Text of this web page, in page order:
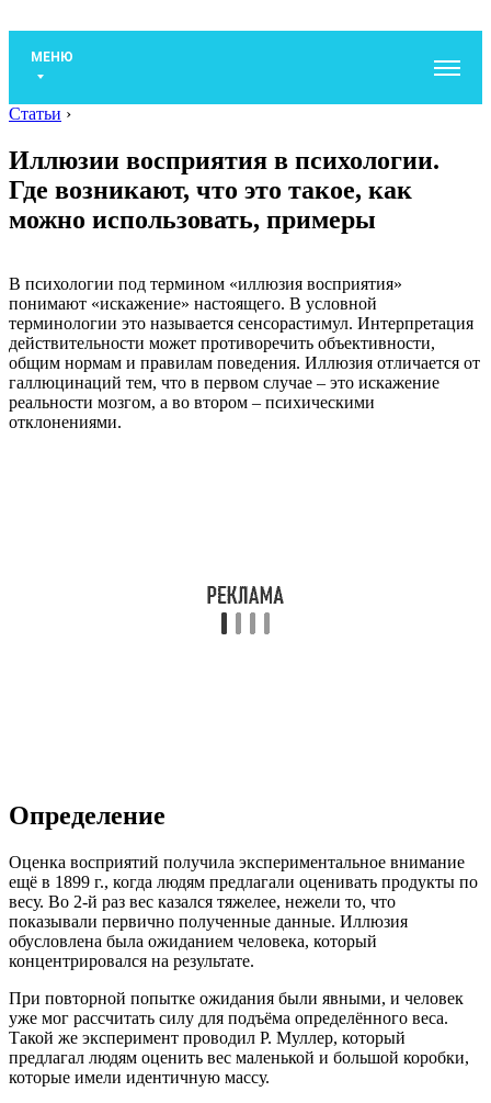
МЕНЮ
Статьи ›
Иллюзии восприятия в психологии.
Где возникают, что это такое, как
можно использовать, примеры
В психологии под термином «иллюзия восприятия»
понимают «искажение» настоящего. В условной
терминологии это называется сенсорастимул. Интерпретация
действительности может противоречить объективности,
общим нормам и правилам поведения. Иллюзия отличается от
галлюцинаций тем, что в первом случае – это искажение
реальности мозгом, а во втором – психическими
отклонениями.
Определение
Оценка восприятий получила экспериментальное внимание
ещё в 1899 г., когда людям предлагали оценивать продукты по
весу. Во 2-й раз вес казался тяжелее, нежели то, что
показывали первично полученные данные. Иллюзия
обусловлена была ожиданием человека, который
концентрировался на результате.
При повторной попытке ожидания были явными, и человек
уже мог рассчитать силу для подъёма определённого веса.
Такой же эксперимент проводил Р. Муллер, который
предлагал людям оценить вес маленькой и большой коробки,
которые имели идентичную массу.